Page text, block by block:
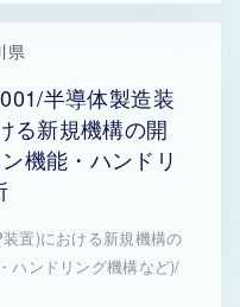
県
半導体製造装
る新規機構の開
機能・ハンドリ
置)における新規機構の
ハンドリング機構など)/